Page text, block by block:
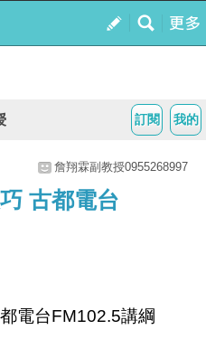
我的
訂閱
詹翔霖副教授0955268997
古都電台
電台FM102.5講綱